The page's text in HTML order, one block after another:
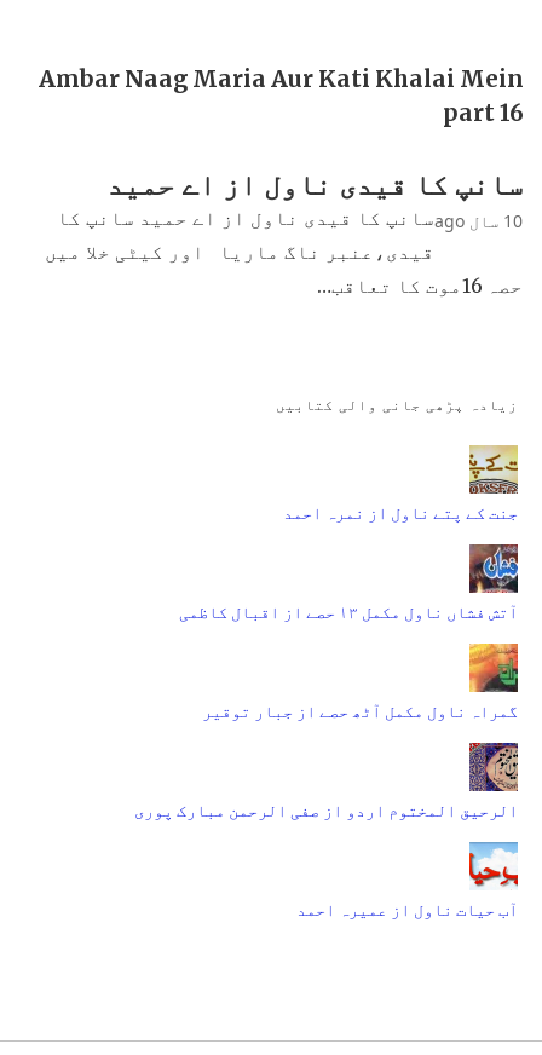
Ambar Naag Maria Aur Kati Khalai Mein
part 16
سانپ کا قیدی ناول از اے حمید
10 سال ago
سانپ کا قیدی ناول از اے حمید سانپ کا
قیدی،عنبر ناگ ماریا اور کیٹی خلا میں
حصہ 16موت کا تعاقب…
زیادہ پڑھی جانی والی کتابیں
جنت کے پتے ناول از نمرہ احمد
آتش فشاں ناول مکمل ۱۳ حصے از اقبال کاظمی
گمراہ ناول مکمل آٹھ حصے از جبار توقیر
الرحیق المختوم اردو از صفی الرحمن مبارک پوری
آب حیات ناول از عمیرہ احمد